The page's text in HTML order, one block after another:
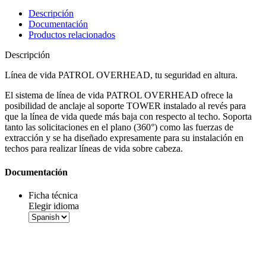
Descripción
Documentación
Productos relacionados
Descripción
Línea de vida PATROL OVERHEAD, tu seguridad en altura.
El sistema de línea de vida PATROL OVERHEAD ofrece la
posibilidad de anclaje al soporte TOWER instalado al revés para
que la línea de vida quede más baja con respecto al techo. Soporta
tanto las solicitaciones en el plano (360°) como las fuerzas de
extracción y se ha diseñado expresamente para su instalación en
techos para realizarlíneas de vida sobre cabeza.
Documentación
Ficha técnica
Elegir idioma